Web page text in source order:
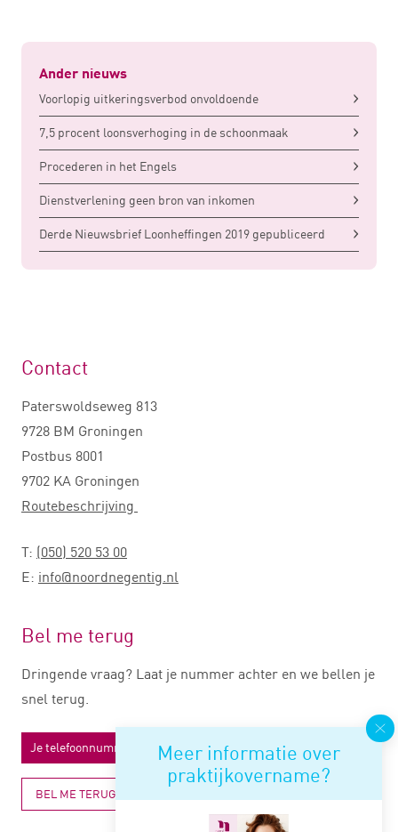
Ander nieuws
Voorlopig uitkeringsverbod onvoldoende
7,5 procent loonsverhoging in de schoonmaak
Procederen in het Engels
Dienstverlening geen bron van inkomen
Derde Nieuwsbrief Loonheffingen 2019 gepubliceerd
Meer informatie over
praktijkovername?
Contact
Paterswoldseweg 813
9728 BM Groningen
Postbus 8001
9702 KA Groningen
Routebeschrijving
T: (050) 520 53 00
E: info@noordnegentig.nl
Bel me terug
Dringende vraag? Laat je nummer achter en we bellen je
snel terug.
BEL ME TERUG